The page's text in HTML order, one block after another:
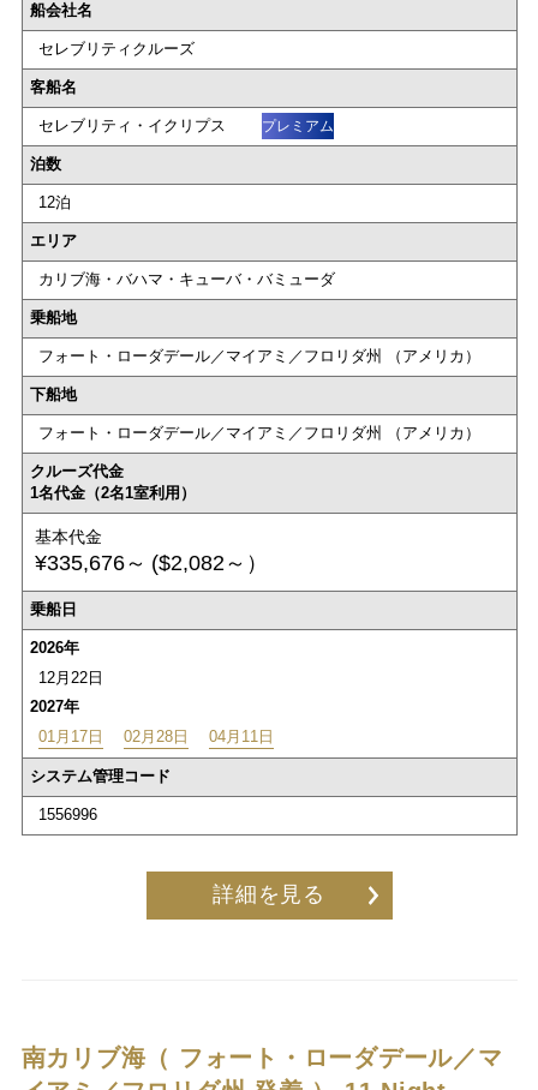
船会社名
セレブリティクルーズ
客船名
セレブリティ・イクリプス プレミアム
泊数
12泊
エリア
カリブ海・バハマ・キューバ・バミューダ
乗船地
フォート・ローダデール／マイアミ／フロリダ州 （アメリカ）
下船地
フォート・ローダデール／マイアミ／フロリダ州 （アメリカ）
クルーズ代金
1名代金（2名1室利用）
基本代金
¥335,676～ ($2,082～）
乗船日
2026年
12月22日
2027年
01月17日
02月28日 04月11日
システム管理コード
1556996
詳細を見る
南カリブ海（ フォート・ローダデール／マ